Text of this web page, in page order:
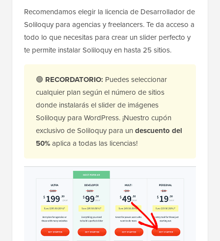
Recomendamos elegir la licencia de Desarrollador de
Soliloquy para agencias y freelancers. Te da acceso a
todo lo que necesitas para crear un slider perfecto y
te permite instalar Soliloquy en hasta 25 sitios.
🟢 RECORDATORIO: Puedes seleccionar
cualquier plan según el número de sitios
donde instalarás el slider de imágenes
Soliloquy para WordPress. ¡Nuestro cupón
exclusivo de Soliloquy para un descuento del
50%aplica a todas las licencias!